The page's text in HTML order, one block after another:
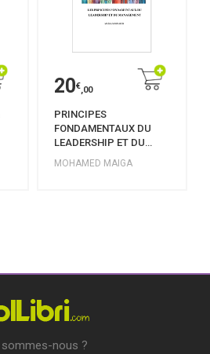
20€,00
PRINCIPES
FONDAMENTAUX DU
LEADERSHIP ET DU
MANAGEMENT
MOHAMED MAIGA
sommes-nous ?